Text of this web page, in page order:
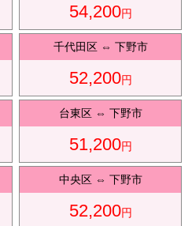
観光タクシ
ー
ディズニ
ー送迎
東
京
成
田
54,200円
千代田区⇔ 下野市
52,200円
台東区⇔ 下野市
51,200円
中央区⇔ 下野市
52,200円